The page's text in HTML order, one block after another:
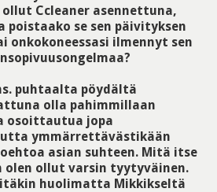
Ccleaner asennettuna,
poistaako se sen päivityksen
onkokoneessasi ilmennyt sen
puhtaalta pöydältä
olla pahimmillaan
osoittautua jopa
ymmärrettävästikään
asian suhteen. Mitä itse
olen ollut varsin tyytyväinen.
huolimatta Mikkikseltä